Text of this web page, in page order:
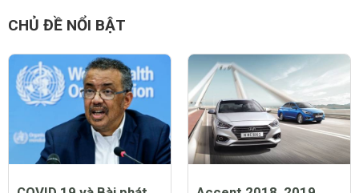
yeu co 8 năm
khiếp quá
0 Thích Trả lời Báo cáo vi phạm
CHỦ ĐỀ NỔI BẬT